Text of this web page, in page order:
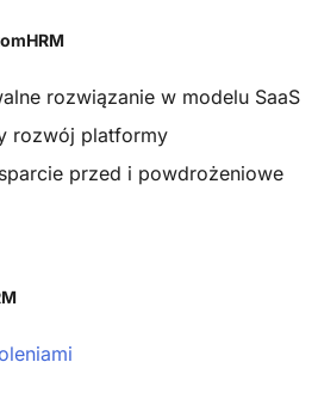
rozwiązanie w modelu SaaS
rozwój platformy
przed i powdrożeniowe